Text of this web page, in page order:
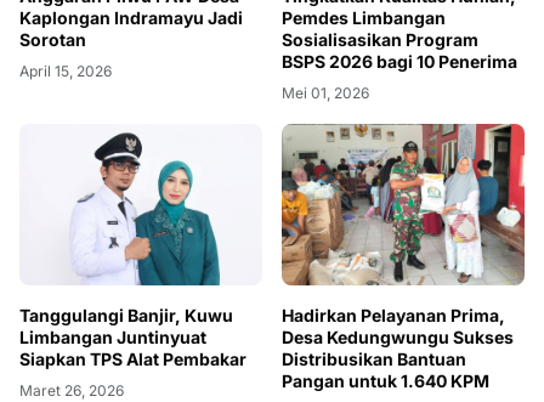
Kaplongan Indramayu Jadi
Sorotan
April 15, 2026
Pemdes Limbangan
Sosialisasikan Program
BSPS 2026 bagi 10 Penerima
Mei 01, 2026
Tanggulangi Banjir, Kuwu
Limbangan Juntinyuat
Siapkan TPS Alat Pembakar
Maret 26, 2026
Hadirkan Pelayanan Prima,
Desa Kedungwungu Sukses
Distribusikan Bantuan
Pangan untuk 1.640 KPM